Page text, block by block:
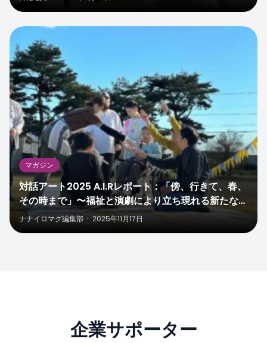
0
マガジン
対話アート2025 A.I.Rレポート：「傍、行きて、春、
その時まで」〜福祉と演劇により立ち現れる新たな表
現〜
ナナイロマグ編集部 · 2025年11月17日
企業サポーター